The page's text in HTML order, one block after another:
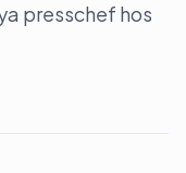
presschef hos